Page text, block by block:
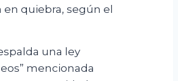
quiebra, según el
una ley
mencionada